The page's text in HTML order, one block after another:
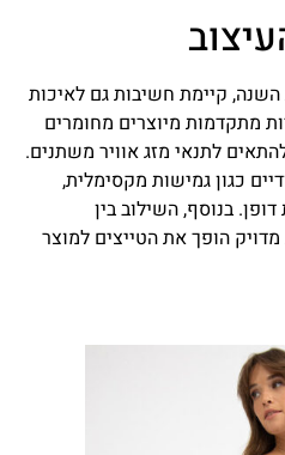
קיימת חשיבות גם לאיכות
מתקדמות מיוצרים מחומרים
לתנאי מזג אוויר משתנים.
כגון גמישות מקסימלית,
בנוסף, השילוב בין
מדויק הופך את הטייצים למוצר